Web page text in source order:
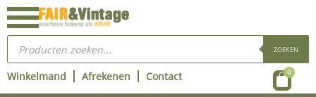
Ga
naar
inhoud
Producten
zoeken ZOEKEN
Winkelmand Afrekenen Contact 0